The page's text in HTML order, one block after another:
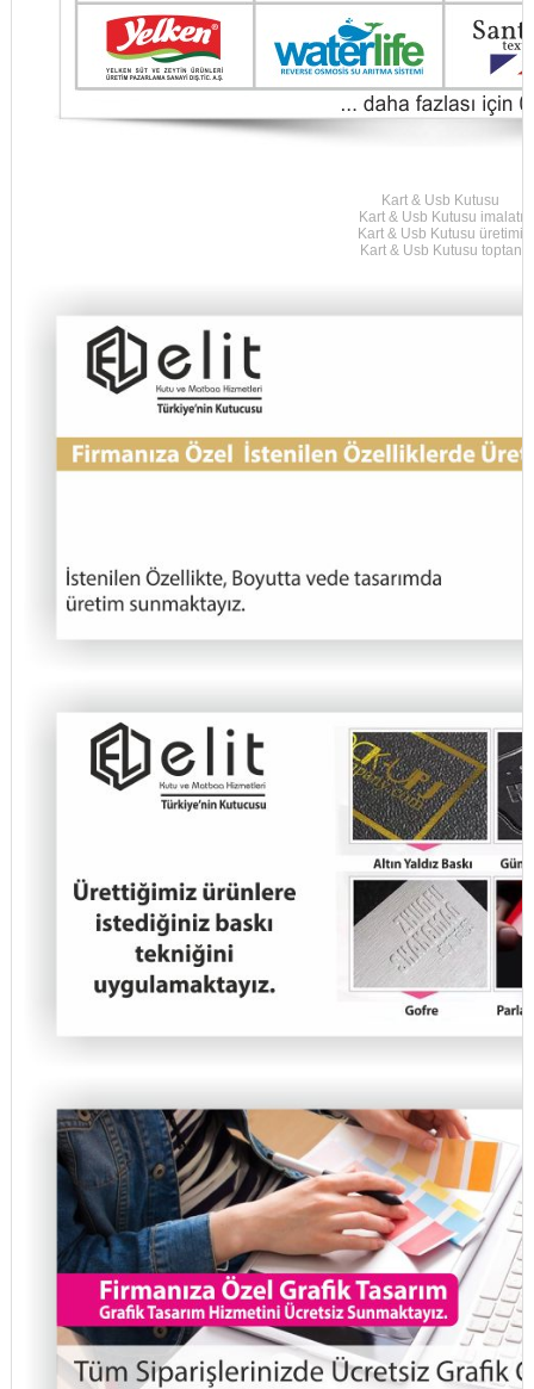
Kart & Usb Kutusu
Kart & Usb Kutusu imalatı
Kart & Usb Kutusu üretimi
Kart & Usb Kutusu toptan